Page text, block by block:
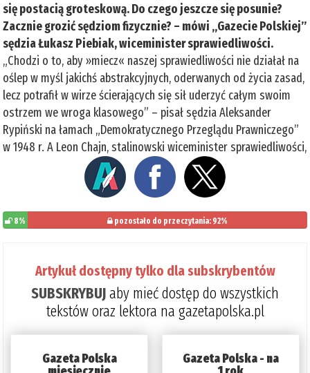
się postacią groteskową. Do czego jeszcze się posunie?
Zacznie grozić sędziom fizycznie? – mówi „Gazecie Polskiej”
sędzia Łukasz Piebiak, wiceminister sprawiedliwości.
„Chodzi o to, aby »miecz« naszej sprawiedliwości nie działał na
oślep w myśl jakichś abstrakcyjnych, oderwanych od życia zasad,
lecz potrafił w wirze ścierających się sił uderzyć całym swoim
ostrzem we wroga klasowego” – pisał sędzia Aleksander
Rypiński na łamach „Demokratycznego Przeglądu Prawniczego”
w 1948 r. A Leon Chajn, stalinowski wiceminister sprawiedliwości,
8% pozostało do przeczytania: 92%
Artykuł dostępny tylko dla subskrybentów
SUBSKRYBUJaby mieć dostęp do wszystkich
tekstów oraz lektora na gazetapolska.pl
Gazeta Polska
Gazeta Polska - na